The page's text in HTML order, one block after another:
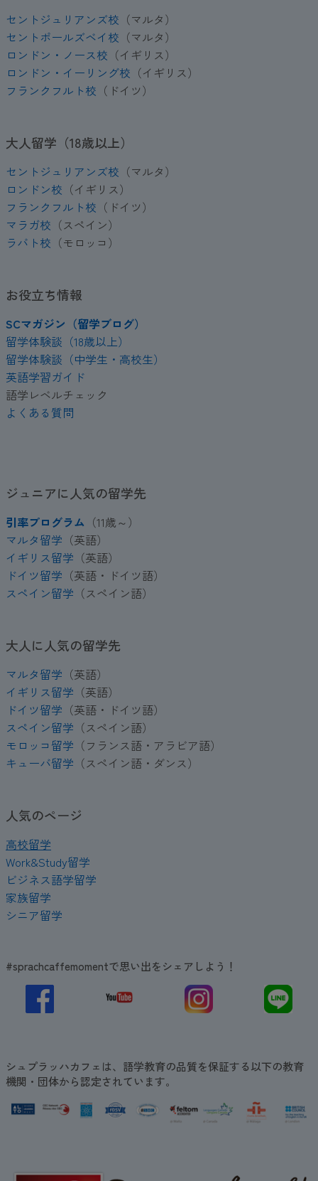
セントジュリアンズ校 （マルタ）
セントポールズベイ校 （マルタ）
ロンドン・ノース校 （イギリス）
ロンドン・イーリング校 （イギリス）
フランクフルト校 （ドイツ）
大人留学（18歳以上）
セントジュリアンズ校 （マルタ）
ロンドン校 （イギリス）
フランクフルト校 （ドイツ）
マラガ校 （スペイン）
ラバト校 （モロッコ）
お役立ち情報
SCマガジン（留学ブログ）
留学体験談（18歳以上）
留学体験談（中学生・高校生）
英語学習ガイド
語学レベルチェック
よくある質問
ジュニアに人気の留学先
引率プログラム （11歳～）
マルタ留学 （英語）
イギリス留学 （英語）
ドイツ留学 （英語・ドイツ語）
スペイン留学 （スペイン語）
大人に人気の留学先
マルタ留学 （英語）
イギリス留学 （英語）
ドイツ留学 （英語・ドイツ語）
スペイン留学 （スペイン語）
モロッコ留学 （フランス語・アラビア語）
キューバ留学 （スペイン語・ダンス）
人気のページ
高校留学
Work&Study留学
ビジネス語学留学
家族留学
シニア留学
#sprachcaffemomentで思い出をシェアしよう！
シュプラッハカフェは、語学教育の品質を保証する以下の教育
機関・団体から認定されています。